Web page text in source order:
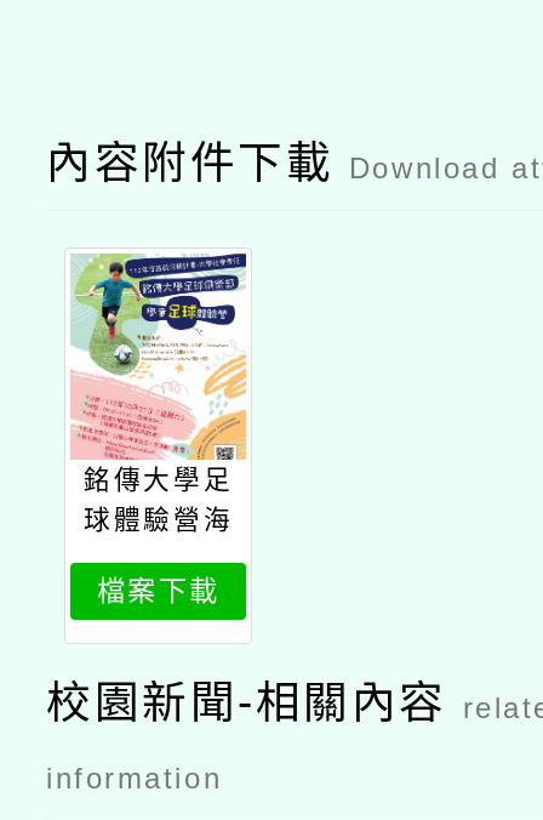
內容附件下載 Download
銘傳大學足
球體驗營海
報10月21日
檔案下載
校園新聞-相關內容
information